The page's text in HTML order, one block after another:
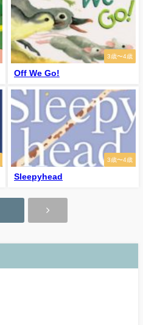
3歳〜4歳
Off We Go!
3歳〜4歳
Sleepyhead